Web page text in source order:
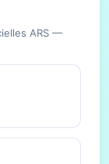
ARS —